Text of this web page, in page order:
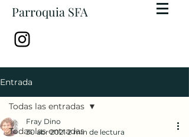
Parroquia SFA
Entrada
Todas las entradas
Todas las entradas
Fray Dino
30 abr 2021 2 min de lectura